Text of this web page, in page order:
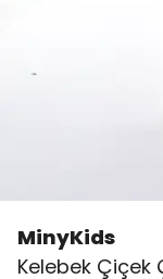
MinyKids
Kelebek Çiçek
👀 Şu an 1 kişi